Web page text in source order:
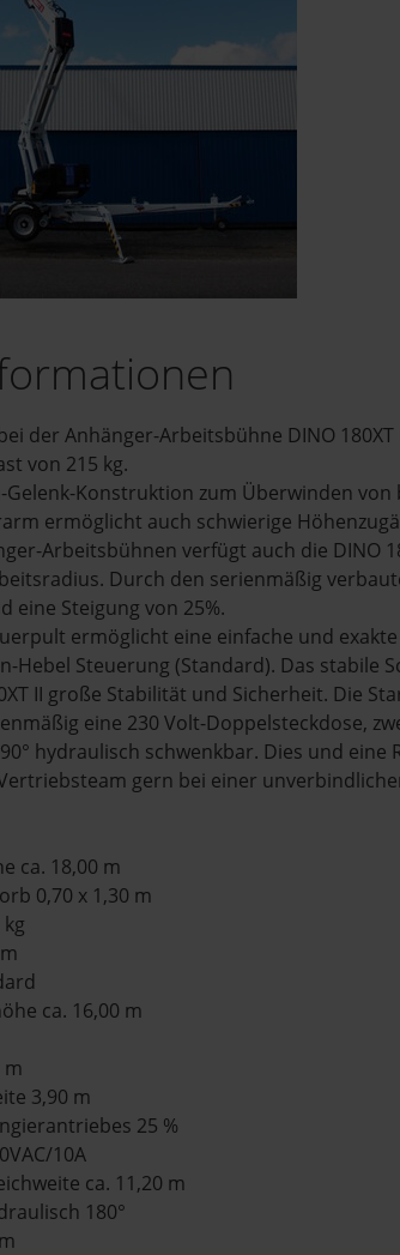
der Anhänger-Arbeitsbühne DINO
von 215 kg.
Gelenk-Konstruktion zum Überwinden
ermöglicht auch schwierige
Arbeitsbühnen verfügt auch die
Durch den serienmäßig
eine Steigung von 25%.
ermöglicht eine einfache und
Hebel Steuerung (Standard). Das stabile
II große Stabilität und Sicherheit. Die
eine 230 Volt-Doppelsteckdose,
hydraulisch schwenkbar. Dies und
gern bei einer
ca. 18,00 m
0,70 x 1,30 m
ca. 16,00 m
m
3,90 m
25 %
10A
ca. 11,20 m
180°